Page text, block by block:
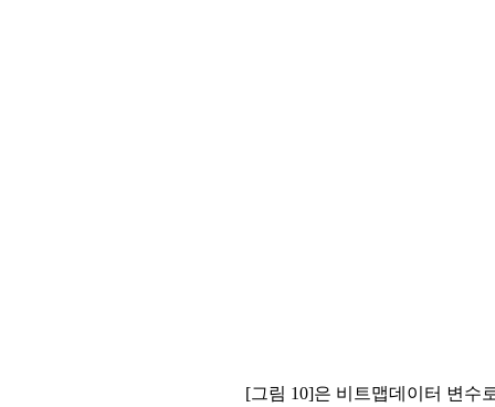
[그림 10]은 비트맵데이터 변수